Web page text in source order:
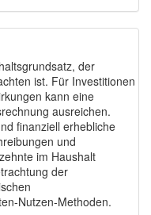
der
ist. Für Investitionen
kann eine
ausreichen.
finanziell erhebliche
und
im Haushalt
der
Nutzen-Methoden.